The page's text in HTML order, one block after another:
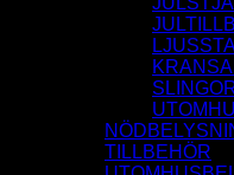
TILLBEHÖR